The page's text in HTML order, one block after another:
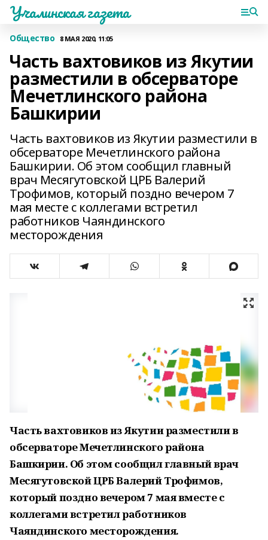
Учалинская газета
Общество 8 МАЯ 2020, 11:05
Часть вахтовиков из Якутии
разместили в обсерваторе
Мечетлинского района
Башкирии
Часть вахтовиков из Якутии разместили в
обсерваторе Мечетлинского района
Башкирии. Об этом сообщил главный
врач Месягутовской ЦРБ Валерий
Трофимов, который поздно вечером 7
мая месте с коллегами встретил
работников Чаяндинского
месторождения
Часть вахтовиков из Якутии разместили в
обсерваторе Мечетлинского района
Башкирии. Об этом сообщил главный врач
Месягутовской ЦРБ Валерий Трофимов,
который поздно вечером 7 мая вместе с
коллегами встретил работников
Чаяндинского месторождения.